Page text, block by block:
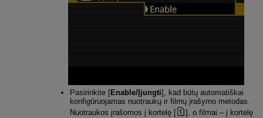
Pasirinkite [Enable/Įjungti], kad būtų automatiškai
konfigūruojamas nuotraukų ir filmų įrašymo metodas.
Nuotraukos įrašomos į kortelę [
], o filmai – į kortelę